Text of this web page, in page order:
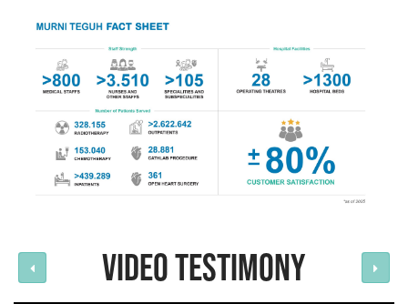
VIDEO TESTIMONY